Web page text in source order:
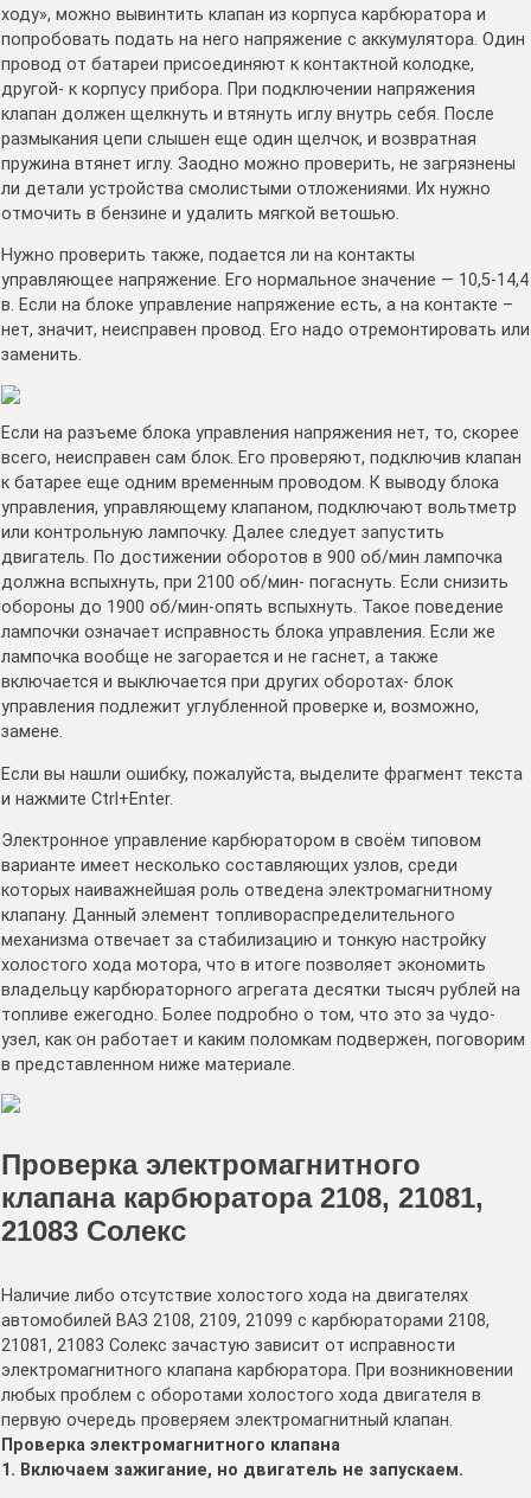
ходу», можно вывинтить клапан из корпуса карбюратора и
попробовать подать на него напряжение с аккумулятора. Один
провод от батареи присоединяют к контактной колодке,
другой- к корпусу прибора. При подключении напряжения
клапан должен щелкнуть и втянуть иглу внутрь себя. После
размыкания цепи слышен еще один щелчок, и возвратная
пружина втянет иглу. Заодно можно проверить, не загрязнены
ли детали устройства смолистыми отложениями. Их нужно
отмочить в бензине и удалить мягкой ветошью.
Нужно проверить также, подается ли на контакты
управляющее напряжение. Его нормальное значение — 10,5-14,4
в. Если на блоке управление напряжение есть, а на контакте –
нет, значит, неисправен провод. Его надо отремонтировать или
заменить.
Если на разъеме блока управления напряжения нет, то, скорее
всего, неисправен сам блок. Его проверяют, подключив клапан
к батарее еще одним временным проводом. К выводу блока
управления, управляющему клапаном, подключают вольтметр
или контрольную лампочку. Далее следует запустить
двигатель. По достижении оборотов в 900 об/мин лампочка
должна вспыхнуть, при 2100 об/мин- погаснуть. Если снизить
обороны до 1900 об/мин-опять вспыхнуть. Такое поведение
лампочки означает исправность блока управления. Если же
лампочка вообще не загорается и не гаснет, а также
включается и выключается при других оборотах- блок
управления подлежит углубленной проверке и, возможно,
замене.
Если вы нашли ошибку, пожалуйста, выделите фрагмент текста
и нажмите Ctrl+Enter.
Электронное управление карбюратором в своём типовом
варианте имеет несколько составляющих узлов, среди
которых наиважнейшая роль отведена электромагнитному
клапану. Данный элемент топливораспределительного
механизма отвечает за стабилизацию и тонкую настройку
холостого хода мотора, что в итоге позволяет экономить
владельцу карбюраторного агрегата десятки тысяч рублей на
топливе ежегодно. Более подробно о том, что это за чудо-
узел, как он работает и каким поломкам подвержен, поговорим
в представленном ниже материале.
Проверка электромагнитного
клапана карбюратора 2108, 21081,
21083 Солекс
Наличие либо отсутствие холостого хода на двигателях
автомобилей ВАЗ 2108, 2109, 21099 с карбюраторами 2108,
21081, 21083 Солекс зачастую зависит от исправности
электромагнитного клапана карбюратора. При возникновении
любых проблем с оборотами холостого хода двигателя в
первую очередь проверяем электромагнитный клапан.
Проверка электромагнитного клапана
1. Включаем зажигание, но двигатель не запускаем.